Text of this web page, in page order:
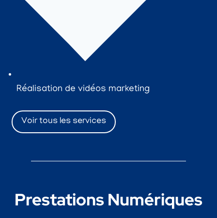
Réalisation de vidéos marketing
Voir tous les services
Prestations Numériques